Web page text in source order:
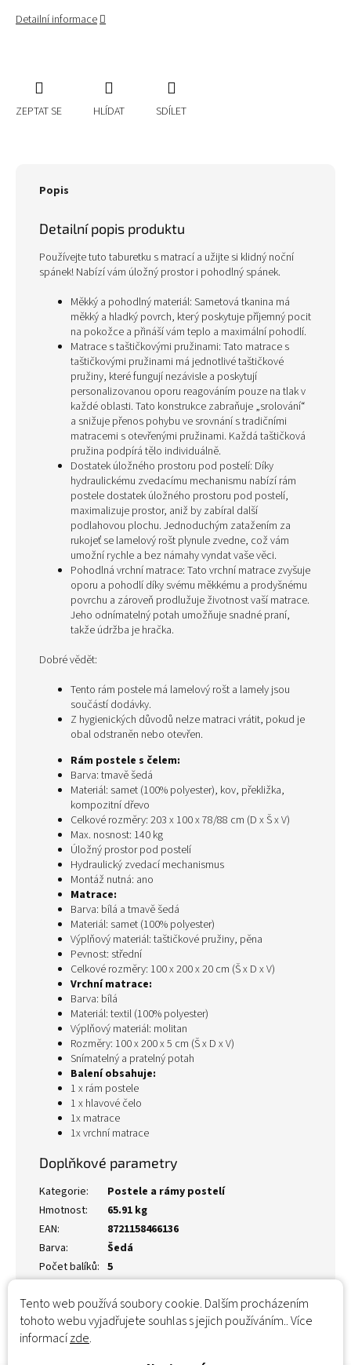
Tento web používá soubory cookie. Dalším procházením
tohoto webu vyjadřujete souhlas s jejich používáním.. Více
informacízde.
Detailní informace
ZEPTAT SE HLÍDAT SDÍLET
Popis
Detailní popis produktu
Používejte tuto taburetku s matrací a užijte si klidný noční
spánek! Nabízí vám úložný prostor i pohodlný spánek.
Měkký a pohodlný materiál: Sametová tkanina má
měkký a hladký povrch, který poskytuje příjemný pocit
na pokožce a přináší vám teplo a maximální pohodlí.
Matrace s taštičkovými pružinami: Tato matrace s
taštičkovými pružinami má jednotlivé taštičkové
pružiny, které fungují nezávisle a poskytují
personalizovanou oporu reagováním pouze na tlak v
každé oblasti. Tato konstrukce zabraňuje „srolování“
a snižuje přenos pohybu ve srovnání s tradičními
matracemi s otevřenými pružinami. Každá taštičková
pružina podpírá tělo individuálně.
Dostatek úložného prostoru pod postelí: Díky
hydraulickému zvedacímu mechanismu nabízí rám
postele dostatek úložného prostoru pod postelí,
maximalizuje prostor, aniž by zabíral další
podlahovou plochu. Jednoduchým zatažením za
rukojeť se lamelový rošt plynule zvedne, což vám
umožní rychle a bez námahy vyndat vaše věci.
Pohodlná vrchní matrace: Tato vrchní matrace zvyšuje
oporu a pohodlí díky svému měkkému a prodyšnému
povrchu a zároveň prodlužuje životnost vaší matrace.
Jeho odnímatelný potah umožňuje snadné praní,
takže údržba je hračka.
Dobré vědět:
Tento rám postele má lamelový rošt a lamely jsou
součástí dodávky.
Z hygienických důvodů nelze matraci vrátit, pokud je
obal odstraněn nebo otevřen.
Rám postele s čelem:
Barva: tmavě šedá
Materiál: samet (100% polyester), kov, překližka,
kompozitní dřevo
Celkové rozměry: 203 x 100 x 78/88 cm (D x Š x V)
Max. nosnost: 140 kg
Úložný prostor pod postelí
Hydraulický zvedací mechanismus
Montáž nutná: ano
Matrace:
Barva: bílá a tmavě šedá
Materiál: samet (100% polyester)
Výplňový materiál: taštičkové pružiny, pěna
Pevnost: střední
Celkové rozměry: 100 x 200 x 20 cm (Š x D x V)
Vrchní matrace:
Barva: bílá
Materiál: textil (100% polyester)
Výplňový materiál: molitan
Rozměry: 100 x 200 x 5 cm (Š x D x V)
Snímatelný a pratelný potah
Balení obsahuje:
1 x rám postele
1 x hlavové čelo
1x matrace
1x vrchní matrace
Doplňkové parametry
Kategorie:
Postele a rámy postelí
Hmotnost:
65.91 kg
EAN:
8721158466136
Barva:
Šedá
Počet balíků: 5